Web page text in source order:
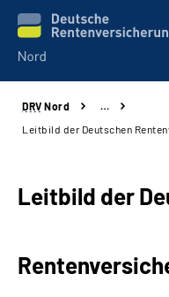
Aktuelles
Presse
DRV Nord
…
Leitbild der Deutschen
Leitbild der